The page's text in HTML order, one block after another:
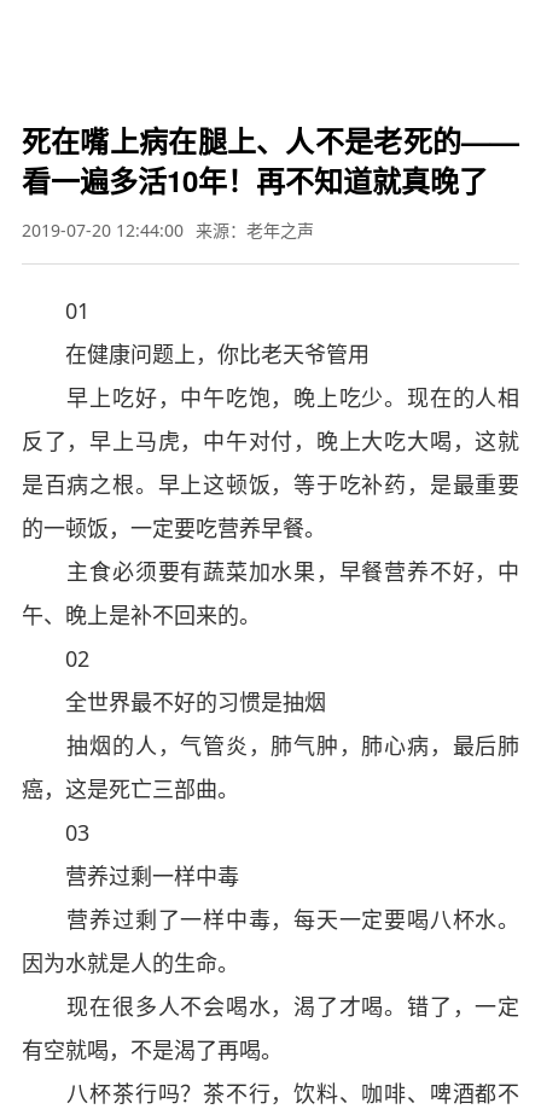
死在嘴上病在腿上、人不是老死的——
看一遍多活10年！再不知道就真晚了
2019-07-20 12:44:00 来源：老年之声
01
在健康问题上，你比老天爷管用
早上吃好，中午吃饱，晚上吃少。现在的人相
反了，早上马虎，中午对付，晚上大吃大喝，这就
是百病之根。早上这顿饭，等于吃补药，是最重要
的一顿饭，一定要吃营养早餐。
主食必须要有蔬菜加水果，早餐营养不好，中
午、晚上是补不回来的。
02
全世界最不好的习惯是抽烟
抽烟的人，气管炎，肺气肿，肺心病，最后肺
癌，这是死亡三部曲。
03
营养过剩一样中毒
营养过剩了一样中毒，每天一定要喝八杯水。
因为水就是人的生命。
现在很多人不会喝水，渴了才喝。错了，一定
有空就喝，不是渴了再喝。
八杯茶行吗？茶不行，饮料、咖啡、啤酒都不